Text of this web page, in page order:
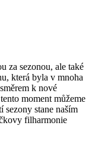
za sezonou, ale také
která byla v mnoha
k nové
moment můžeme
sezony stane naším
filharmonie